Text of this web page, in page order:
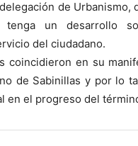
de Urbanismo,
un desarrollo
del ciudadano.
coincidieron en su
de Sabinillas y por lo
en el progreso del